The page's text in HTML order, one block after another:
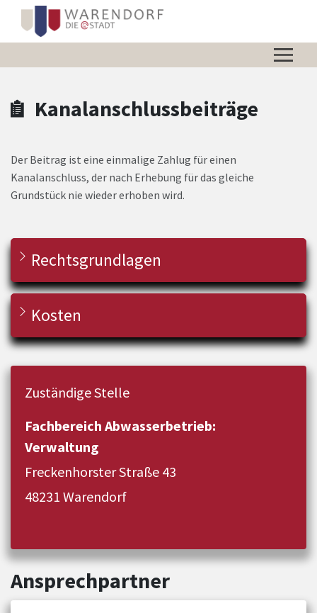
Zum Header
Zum Hauptinhalt
Zum Footer
Zum Hauptinhalt springen
Kanalanschlussbeiträge
Der Beitrag ist eine einmalige Zahlug für einen
Kanalanschluss, der nach Erhebung für das gleiche
Grundstück nie wieder erhoben wird.
Rechtsgrundlagen
Kosten
Zuständige Stelle
Fachbereich Abwasserbetrieb:
Verwaltung
Freckenhorster Straße 43
48231 Warendorf
Ansprechpartner